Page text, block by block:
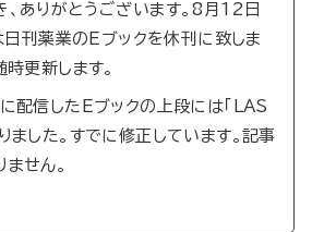
ありがとうございます。8月12日
日刊薬業のEブックを休刊に致しま
時更新します。
信したEブックの上段には「LAS
ました。すでに修正しています。記事
せん。